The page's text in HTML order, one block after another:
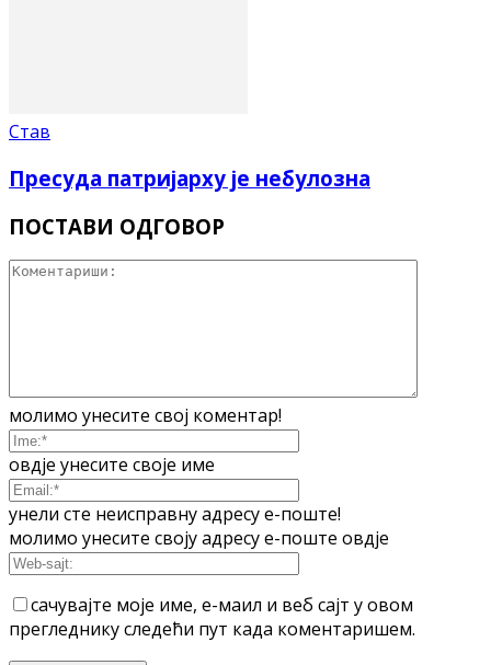
Став
Пресуда патријарху је небулозна
ПОСТАВИ ОДГОВОР
молимо унесите свој коментар!
овдје унесите своје име
унели сте неисправну адресу е-поште!
молимо унесите своју адресу е-поште овдје
сачувајте моје име, е-маил и веб сајт у овом
прегледнику следећи пут када коментаришем.